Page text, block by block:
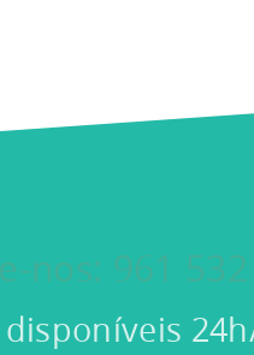
nos: 961
disponíveis